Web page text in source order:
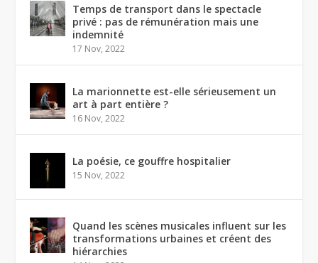
Temps de transport dans le spectacle
privé : pas de rémunération mais une
indemnité
17 Nov, 2022
La marionnette est-elle sérieusement un
art à part entière ?
16 Nov, 2022
La poésie, ce gouffre hospitalier
15 Nov, 2022
Quand les scènes musicales influent sur les
transformations urbaines et créent des
hiérarchies